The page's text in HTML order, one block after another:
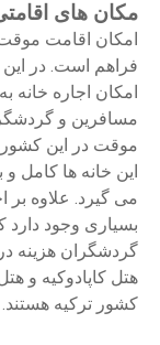
مکان های
امکان اقامت
فراهم است. در این
امکان اجاره خانه
مسافرین و
موقت در این
این خانه ها کامل
می گیرد. علاوه بر
بسیاری وجود دارد
گردشگران هزینه
هتل کاپادوکیه و
کشور ترکیه هستند.